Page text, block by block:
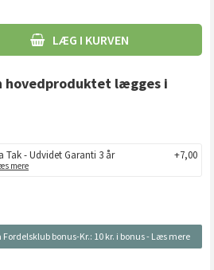
LÆG I KURVEN
hovedproduktet lægges i
Tak - Udvidet Garanti 3 år
mere
+7,00
Fordelsklub bonus-Kr.: 10 kr. i bonus- Læs mere